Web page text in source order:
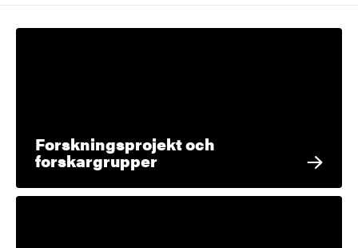
Forskningsprojekt och
forskargrupper